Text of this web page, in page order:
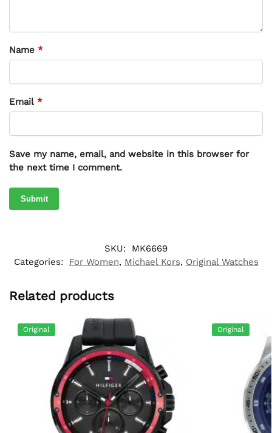
Name *
Email *
Save my name, email, and website in this browser for
the next time I comment.
SKU:
MK6669
Categories:
For Women, Michael Kors, Original Watches
Related products
Original Original